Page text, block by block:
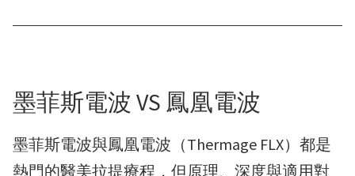
墨菲斯電波 VS 鳳凰電波
墨菲斯電波與鳳凰電波（Thermage FLX）都是
熱門的醫美拉提療程，但原理、深度與適用對